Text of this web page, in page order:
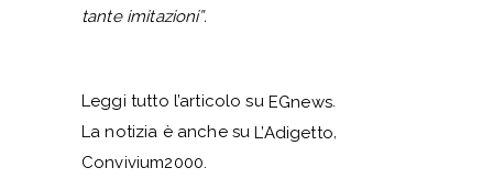
tante imitazioni”.
Leggi tutto l’articolo su EGnews.
La notizia è anche suL’Adigetto
Convivium2000.